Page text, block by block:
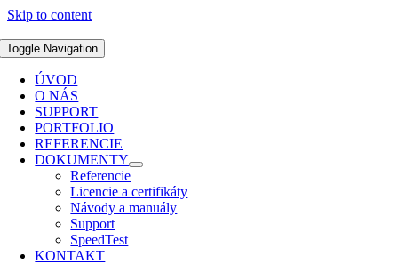
Skip to content
Toggle Navigation
ÚVOD
O NÁS
SUPPORT
PORTFOLIO
REFERENCIE
DOKUMENTY
Referencie
Licencie a certifikáty
Návody a manuály
Support
SpeedTest
KONTAKT